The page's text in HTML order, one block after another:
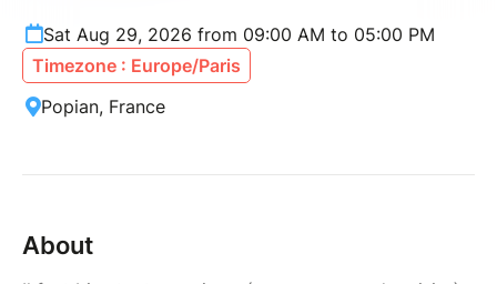
Sat Aug 29, 2026 from 09:00 AM to 05:00 PM
Timezone : Europe/Paris
Popian, France
About